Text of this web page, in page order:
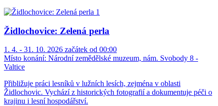
Židlochovice: Zelená perla
1. 4. - 31. 10. 2026 začátek od 00:00
Místo konání: Národní zemědělské muzeum, nám. Svobody 8 -
Valtice
Přibližuje práci lesníků v lužních lesích, zejména v oblasti
Židlochovic. Vychází z historických fotografií a dokumentuje péči o
krajinu i lesní hospodářství.